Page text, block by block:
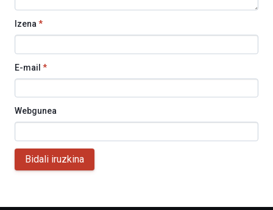
Izena *
E-mail *
Webgunea
Bidali iruzkina